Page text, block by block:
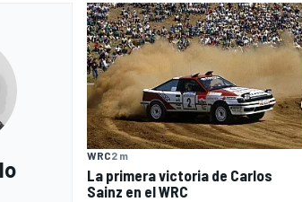
WRC2 m
La primera victoria de Carlos
Sainz en el WRC